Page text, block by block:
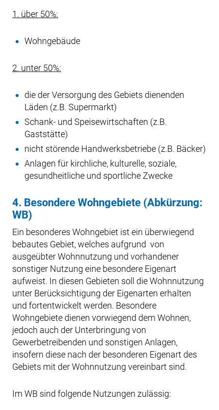
1. über 50%:
Wohngebäude
2. unter 50%:
die der Versorgung des Gebiets dienenden
Läden (z.B. Supermarkt)
Schank- und Speisewirtschaften (z.B.
Gaststätte)
nicht störende Handwerksbetriebe (z.B. Bäcker)
Anlagen für kirchliche, kulturelle, soziale,
gesundheitliche und sportliche Zwecke
4. Besondere Wohngebiete (Abkürzung:
WB)
Ein besonderes Wohngebiet ist ein überwiegend
bebautes Gebiet, welches aufgrund von
ausgeübter Wohnnutzung und vorhandener
sonstiger Nutzung eine besondere Eigenart
aufweist. In diesen Gebieten soll die Wohnnutzung
unter Berücksichtigung der Eigenarten erhalten
und fortentwickelt werden. Besondere
Wohngebiete dienen vorwiegend dem Wohnen,
jedoch auch der Unterbringung von
Gewerbetreibenden und sonstigen Anlagen,
insofern diese nach der besonderen Eigenart des
Gebiets mit der Wohnnutzung vereinbart sind.
Im WB sind folgende Nutzungen zulässig: